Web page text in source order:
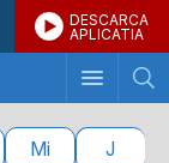
DESCARCA
APLICATIA
Mi J